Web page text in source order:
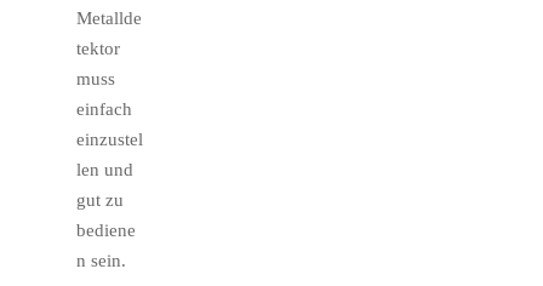
Metallde
tektor
muss
einfach
einzustel
len und
gut zu
bediene
n sein.